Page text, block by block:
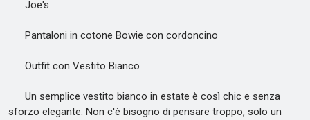
Joe's
Pantaloni in cotone Bowie con cordoncino
Outfit con Vestito Bianco
Un semplice vestito bianco in estate è così chic e senza
sforzo elegante. Non c'è bisogno di pensare troppo, solo un